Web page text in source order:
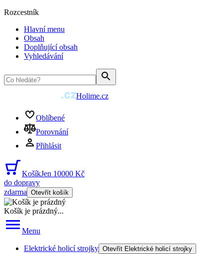
Rozcestník
Hlavní menu
Obsah
Doplňující obsah
Vyhledávání
Holime.cz
Oblíbené
Porovnání
Přihlásit
KošíkJen 10000 Kč
do dopravy
zdarma Otevřít košík
Košík je prázdný...
Menu
Elektrické holicí strojky Otevřít Elektrické holicí strojky